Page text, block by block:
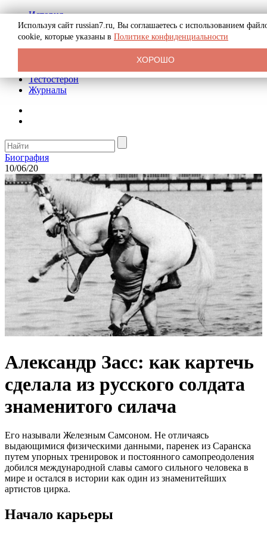
История
Биография
Криминал
Реклама на сайте
Тестостерон
Журналы
Биография
10/06/20
Александр Засс: как картечь
сделала из русского солдата
знаменитого силача
Его называли Железным Самсоном. Не отличаясь
выдающимися физическими данными, паренек из Саранска
путем упорных тренировок и постоянного самопреодоления
добился международной славы самого сильного человека в
мире и остался в истории как один из знаменитейших
артистов цирка.
Начало карьеры
Используя сайт russian7.ru, Вы соглашаетесь с использованием
cookie, которые указаны в Политике конфиденциальности
ХОРОШО